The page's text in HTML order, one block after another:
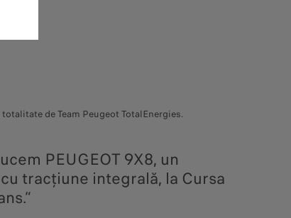
de Team Peugeot TotalEnergies.
PEUGEOT 9X8, un
tracțiune integrală, la Cursa